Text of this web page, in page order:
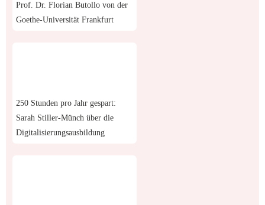
Prof. Dr. Florian Butollo von der
Goethe-Universität Frankfurt
250 Stunden pro Jahr gespart:
Sarah Stiller-Münch über die
Digitalisierungsausbildung